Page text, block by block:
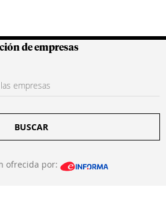
Colombianas
de empresas
BUSCAR
ofrecida por: